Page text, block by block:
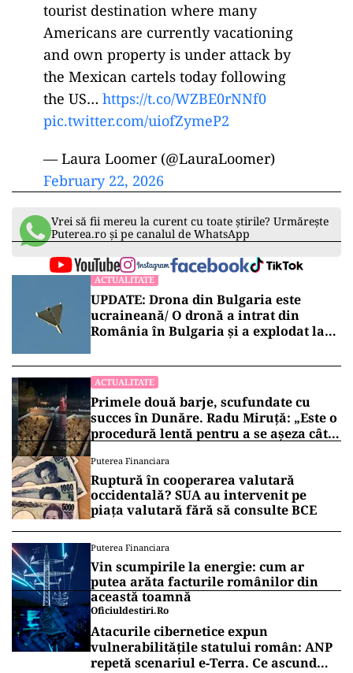
tourist destination where many
Americans are currently vacationing
and own property is under attack by
the Mexican cartels today following
the US… https://t.co/WZBE0rNNf0
pic.twitter.com/uiofZymeP2
— Laura Loomer (@LauraLoomer)
February 22, 2026
Vrei să fii mereu la curent cu toate știrile? Urmărește
Puterea.ro și pe canalul de WhatsApp
ACTUALITATE
UPDATE: Drona din Bulgaria este
ucraineană/ O dronă a intrat din
România în Bulgaria şi a explodat la
ACTUALITATE
Primele două barje, scufundate cu
succes în Dunăre. Radu Miruță: „Este o
procedură lentă pentru a se așeza cât
Puterea Financiara
Ruptură în cooperarea valutară
occidentală? SUA au intervenit pe
piața valutară fără să consulte BCE
Puterea Financiara
Vin scumpirile la energie: cum ar
putea arăta facturile românilor din
această toamnă
Oficiuldestiri.ro
Atacurile cibernetice expun
vulnerabilitățile statului român: ANP
repetă scenariul e‑Terra. Ce ascund